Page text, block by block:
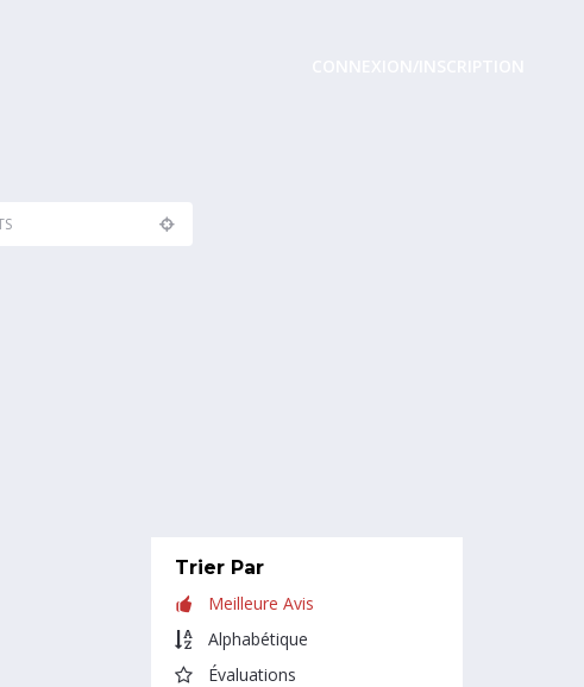
Trier Par
Meilleure Avis
Alphabétique
Évaluations